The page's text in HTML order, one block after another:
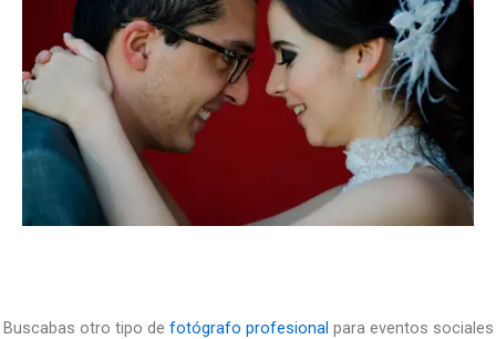
Buscabas otro tipo de fotógrafo profesional para eventos sociales